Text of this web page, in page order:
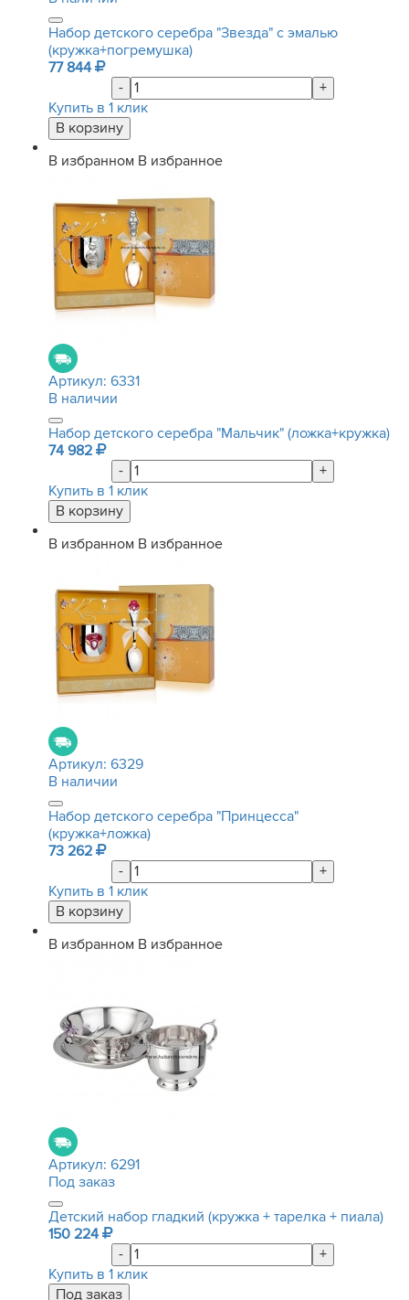
Набор детского серебра "Звезда" с эмалью
(кружка+погремушка)
77 844
-
+
Купить в 1 клик
В избранном В избранное
Артикул: 6331
В наличии
Набор детского серебра "Мальчик" (ложка+кружка)
74 982
-
+
Купить в 1 клик
В избранном В избранное
Артикул: 6329
В наличии
Набор детского серебра "Принцесса"
(кружка+ложка)
73 262
-
+
Купить в 1 клик
В избранном В избранное
Артикул: 6291
Под заказ
Детский набор гладкий (кружка + тарелка + пиала)
150 224
-
+
Купить в 1 клик